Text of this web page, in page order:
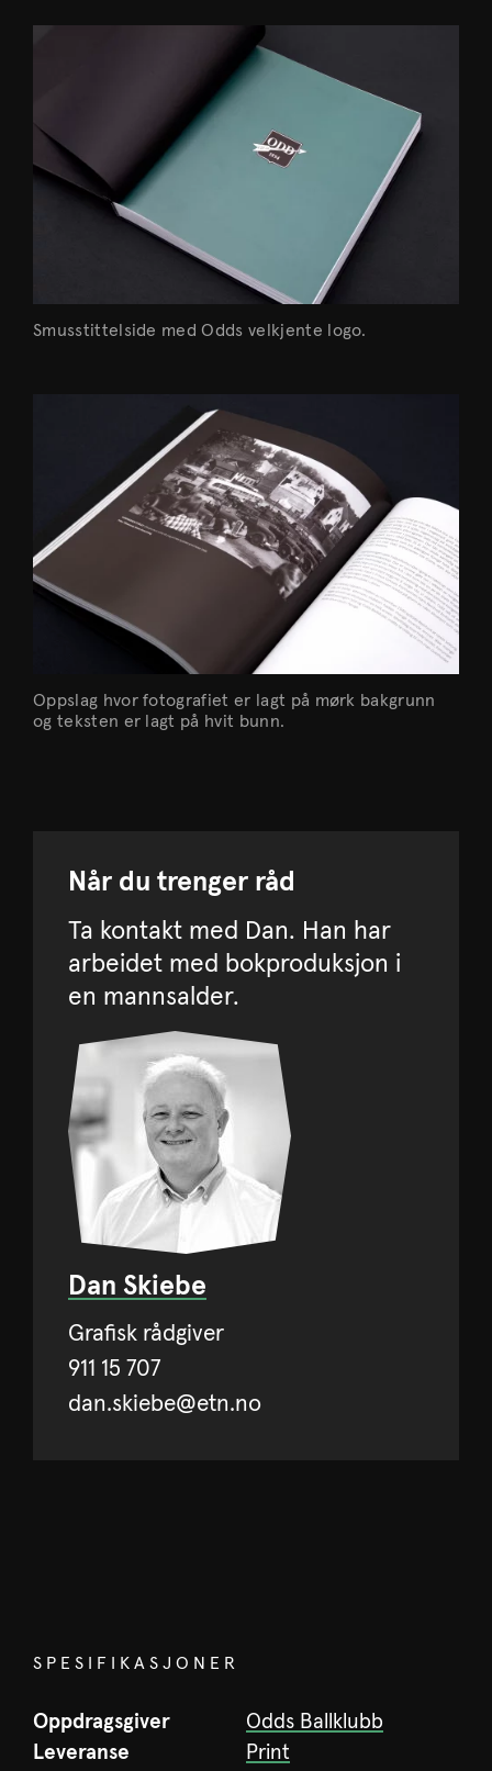
Smusstittelside med Odds velkjente logo.
Oppslag hvor fotografiet er lagt på mørk bakgrunn
og teksten er lagt på hvit bunn.
Når du trenger råd
Ta kontakt med Dan. Han har
arbeidet med bokproduksjon i
en mannsalder.
Dan Skiebe
Grafisk rådgiver
911 15 707
dan.skiebe@etn.no
SPESIFIKASJONER
Oppdragsgiver
Odds Ballklubb
Leveranse
Print